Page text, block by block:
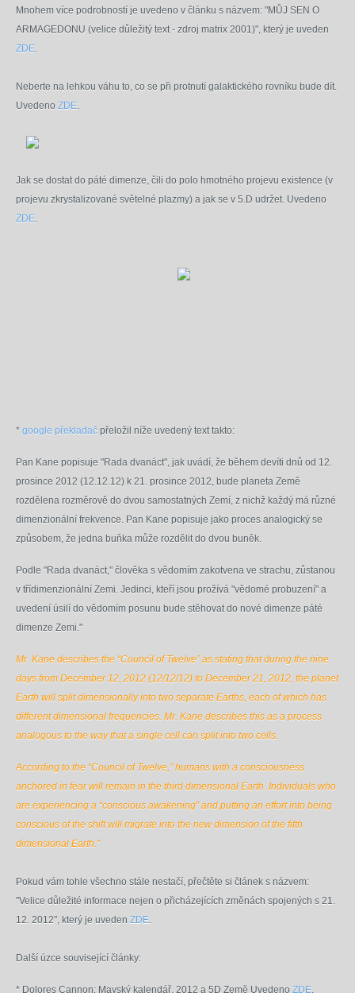
Mnohem více podrobností je uvedeno v článku s názvem: "MŮJ SEN O
ARMAGEDONU (velice důležitý text - zdroj matrix 2001)", který je uveden
ZDE.
Neberte na lehkou váhu to, co se při protnutí galaktického rovníku bude dít.
Uvedeno ZDE.
Jak se dostat do páté dimenze, čili do polo hmotného projevu existence (v
projevu zkrystalizované světelné plazmy) a jak se v 5.D udržet. Uvedeno
ZDE.
* google překladač přeložil níže uvedený text takto:
Pan Kane popisuje "Rada dvanáct", jak uvádí, že během devíti dnů od 12.
prosince 2012 (12.12.12) k 21. prosince 2012, bude planeta Země
rozdělena rozměrově do dvou samostatných Zemí, z nichž každý má různé
dimenzionální frekvence. Pan Kane popisuje jako proces analogický se
způsobem, že jedna buňka může rozdělit do dvou buněk.
Podle "Rada dvanáct," člověka s vědomím zakotvena ve strachu, zůstanou
v třídimenzionální Zemi. Jedinci, kteří jsou prožívá "vědomé probuzení" a
uvedení úsilí do vědomím posunu bude stěhovat do nové dimenze páté
dimenze Zemi."
Mr. Kane describes the “Council of Twelve” as stating that during the nine
days from December 12, 2012 (12/12/12) to December 21, 2012, the planet
Earth will split dimensionally into two separate Earths, each of which has
different dimensional frequencies. Mr. Kane describes this as a process
analogous to the way that a single cell can split into two cells.
According to the “Council of Twelve,” humans with a consciousness
anchored in fear will remain in the third dimensional Earth. Individuals who
are experiencing a “conscious awakening” and putting an effort into being
conscious of the shift will migrate into the new dimension of the fifth
dimensional Earth."
Pokud vám tohle všechno stále nestačí, přečtěte si článek s názvem:
"Velice důležité informace nejen o přicházejících změnách spojených s 21.
12. 2012", který je uveden ZDE.
Další úzce související články:
* Dolores Cannon: Mayský kalendář, 2012 a 5D Země Uvedeno ZDE.